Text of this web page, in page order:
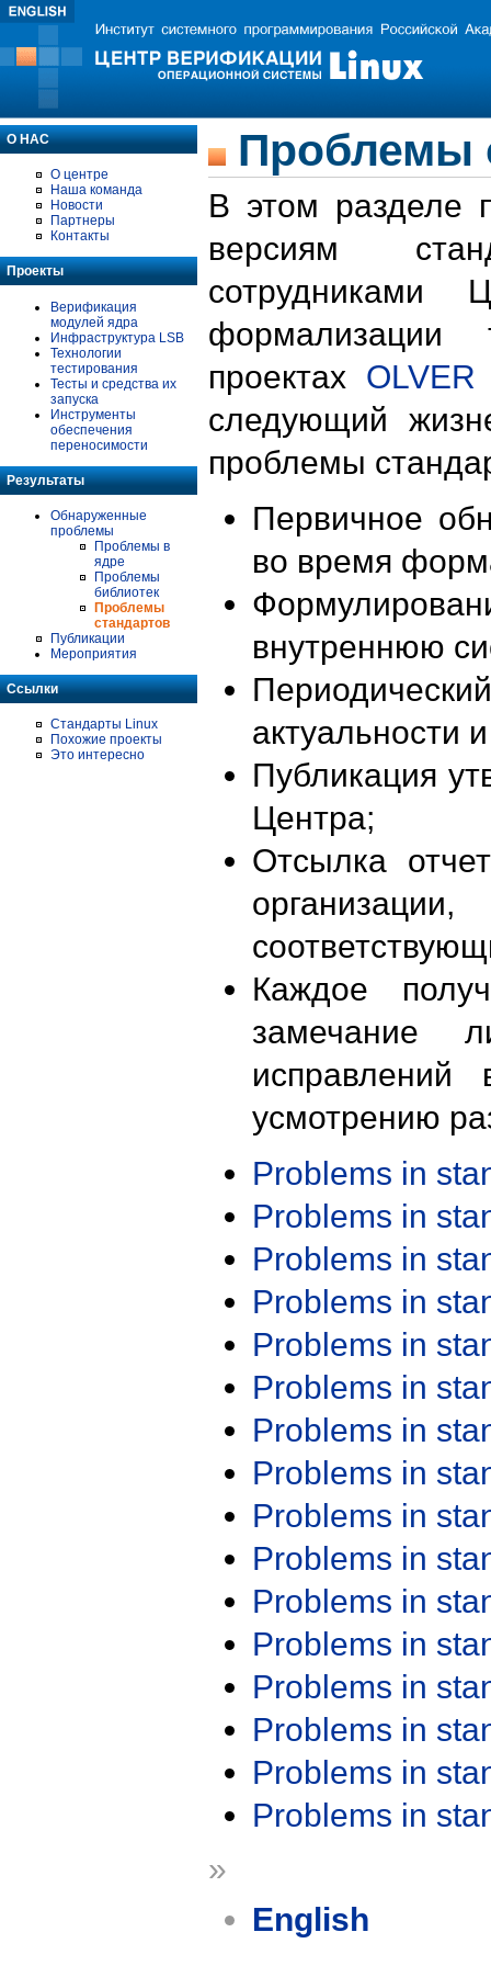
О НАС
О центре
Наша команда
Новости
Партнеры
Контакты
Проекты
Верификация
модулей ядра
Инфраструктура LSB
Технологии
тестирования
Тесты и средства их
запуска
Инструменты
обеспечения
переносимости
Результаты
Обнаруженные
проблемы
Проблемы в
ядре
Проблемы
библиотек
Проблемы
стандартов
Публикации
Мероприятия
Ссылки
Стандарты Linux
Похожие проекты
Это интересно
Проблемы
В этом разделе
версиям
формализации
проектах OLVER
следующий
проблемы
Первичное
во время
внутреннюю
актуальности
Публикация
Центра;
Отсылка
Каждое
замечание
исправлений
усмотрению
Problems in
Problems in
Problems in
Problems in
Problems in
Problems in
Problems in
Problems in
Problems in
Problems in
Problems in
Problems in
Problems in
Problems in
Problems in
Problems in
»
English